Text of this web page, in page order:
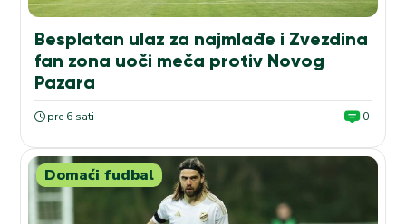
Besplatan ulaz za najmlađe i Zvezdina
fan zona uoči meča protiv Novog
Pazara
pre 6 sati 0
Domaći fudbal